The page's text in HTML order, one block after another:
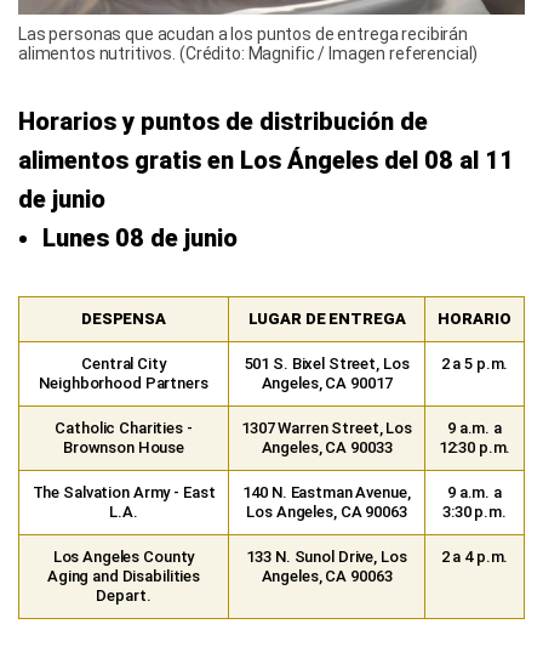
Las personas que acudan a los puntos de entrega recibirán
alimentos nutritivos. (Crédito: Magnific / Imagen referencial)
Horarios y puntos de distribución de
alimentos gratis en Los Ángeles del 08 al 11
de junio
Lunes 08 de junio
DESPENSA LUGAR DE ENTREGA HORARIO
Central City
Neighborhood Partners
501 S. Bixel Street, Los
Angeles, CA 90017
2 a 5 p.m.
Catholic Charities -
Brownson House
1307 Warren Street, Los
Angeles, CA 90033
9 a.m. a
12:30 p.m.
The Salvation Army - East
L.A.
140 N. Eastman Avenue,
Los Angeles, CA 90063
9 a.m. a
3:30 p.m.
Los Angeles County
Aging and Disabilities
Depart.
133 N. Sunol Drive, Los
Angeles, CA 90063
2 a 4 p.m.